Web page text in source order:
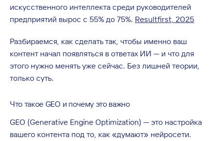
искусственного интеллекта среди руководителей
предприятий вырос с 55% до 75%. Resultfirst, 2025
Разбираемся, как сделать так, чтобы именно ваш
контент начал появляться в ответах ИИ — и что для
этого нужно менять уже сейчас. Без лишней теории,
только суть.
Что такое GEO и почему это важно
GEO (Generative Engine Optimization) — это настройка
вашего контента под то, как «думают» нейросети.